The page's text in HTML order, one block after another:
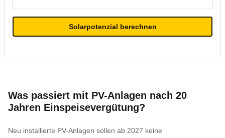
Solarpotenzial berechnen
Was passiert mit PV-Anlagen nach 20
Jahren Einspeisevergütung?
Neu installierte PV-Anlagen sollen ab 2027 keine